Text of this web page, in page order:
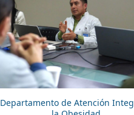
Departamento de Atención